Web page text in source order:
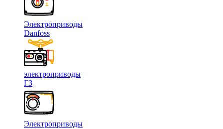
Электроприводы
Danfoss
электроприводы
ГЗ
Электроприводы